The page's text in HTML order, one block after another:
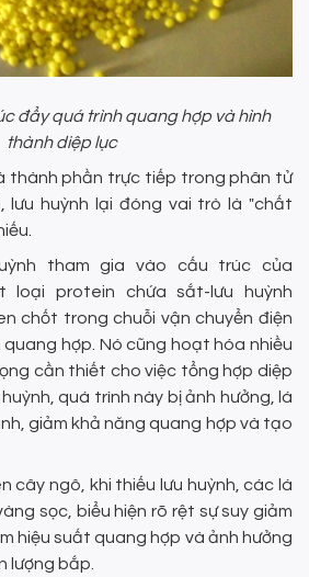
đẩy quá trình quang hợp và hình
thành diệp lục
thành phần trực tiếp trong phân tử
lưu huỳnh lại đóng vai trò là "chất
tham gia vào cấu trúc của
loại protein chứa sắt-lưu huỳnh
chốt trong chuỗi vận chuyển điện
hợp. Nó cũng hoạt hóa nhiều
cần thiết cho việc tổng hợp diệp
huỳnh, quá trình này bị ảnh hưởng, lá
giảm khả năng quang hợp và tạo
cây ngô, khi thiếu lưu huỳnh, các lá
sọc, biểu hiện rõ rệt sự suy giảm
hiệu suất quang hợp và ảnh hưởng
lượng bắp.